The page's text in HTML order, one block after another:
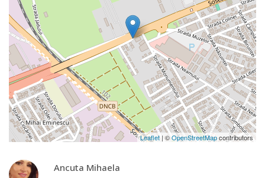
Leaflet| ©OpenStreetMapcontributors
Ancuta Mihaela